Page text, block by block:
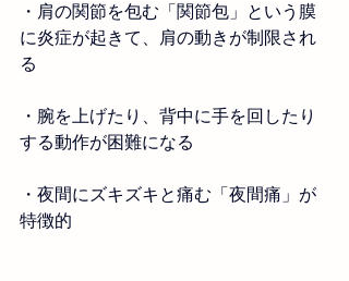
・ 肩の関節を包む「関節包」という膜
に炎症が起きて、肩の動きが制限され
る
・ 腕を上げたり、背中に手を回したり
する動作が困難になる
・ 夜間にズキズキと痛む「夜間痛」が
特徴的